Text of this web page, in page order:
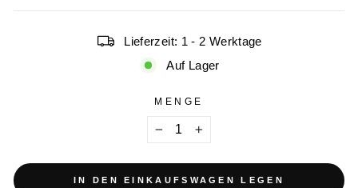
Lieferzeit: 1 - 2 Werktage
Auf Lager
MENGE
IN DEN EINKAUFSWAGEN LEGEN